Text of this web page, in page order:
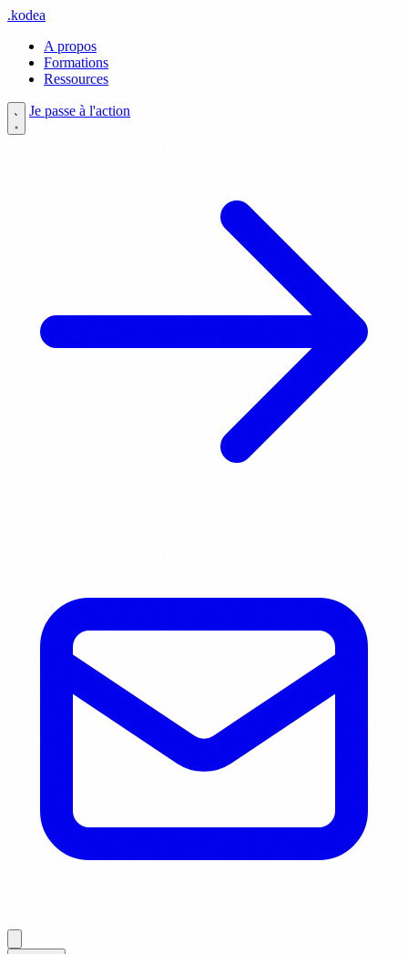
.kodea
A propos
Formations
Ressources
Je passe à l'action